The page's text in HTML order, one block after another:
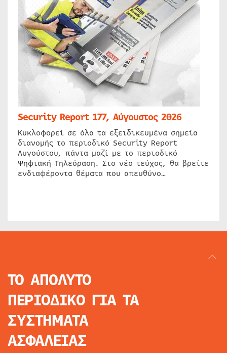
Security Report 177, Αύγουστος 2026
Κυκλοφορεί σε όλα τα εξειδικευμένα σημεία
διανομής το περιοδικό Security Report
Αυγούστου, πάντα μαζί με το περιοδικό
Ψηφιακή Τηλεόραση. Στο νέο τεύχος, θα βρείτε
ενδιαφέροντα θέματα που απευθύνο…
ΤΟ ΑΠΟΛΥΤΟ
ΠΕΡΙΟΔΙΚΟ ΓΙΑ ΤΑ
ΣΥΣΤΗΜΑΤΑ
ΑΣΦΑΛΕΙΑΣ